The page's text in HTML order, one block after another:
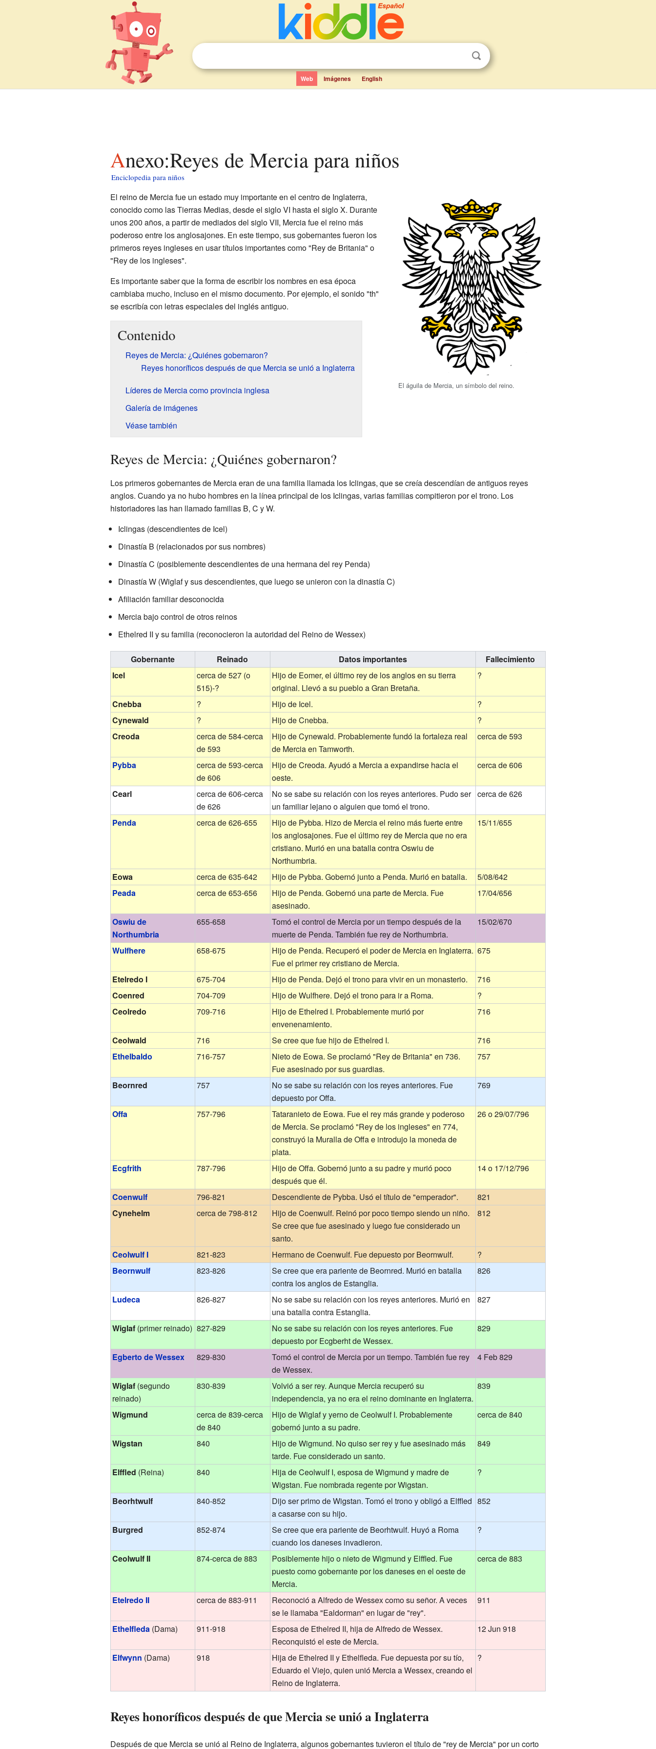
Web Imágenes English
Anexo:Reyes de Mercia para niños
Enciclopedia para niños
El águila de Mercia, un símbolo del reino.
El reino de Mercia fue un estado muy importante en el centro de Inglaterra,
conocido como las Tierras Medias, desde el siglo VI hasta el siglo X. Durante
unos 200 años, a partir de mediados del siglo VII, Mercia fue el reino más
poderoso entre los anglosajones. En este tiempo, sus gobernantes fueron los
primeros reyes ingleses en usar títulos importantes como "Rey de Britania" o
"Rey de los ingleses".
Es importante saber que la forma de escribir los nombres en esa época
cambiaba mucho, incluso en el mismo documento. Por ejemplo, el sonido "th"
se escribía con letras especiales del inglés antiguo.
Contenido
Reyes de Mercia: ¿Quiénes gobernaron?
Reyes honoríficos después de que Mercia se unió a Inglaterra
Líderes de Mercia como provincia inglesa
Galería de imágenes
Véase también
Reyes de Mercia: ¿Quiénes gobernaron?
Los primeros gobernantes de Mercia eran de una familia llamada los Iclingas, que se creía descendían de antiguos reyes
anglos. Cuando ya no hubo hombres en la línea principal de los Iclingas, varias familias compitieron por el trono. Los
historiadores las han llamado familias B, C y W.
Iclingas (descendientes de Icel)
Dinastía B (relacionados por sus nombres)
Dinastía C (posiblemente descendientes de una hermana del rey Penda)
Dinastía W (Wiglaf y sus descendientes, que luego se unieron con la dinastía C)
Afiliación familiar desconocida
Mercia bajo control de otros reinos
Ethelred II y su familia (reconocieron la autoridad del Reino de Wessex)
Gobernante Reinado Datos importantes
Fallecimiento
Icel
cerca de 527 (o
515)-?
Hijo de Eomer, el último rey de los anglos en su tierra
original. Llevó a su pueblo a Gran Bretaña.
?
Cnebba ? Hijo de Icel.
?
Cynewald
? Hijo de Cnebba.
?
Creoda
cerca de 584-cerca
de 593
Hijo de Cynewald. Probablemente fundó la fortaleza real
de Mercia en Tamworth.
cerca de 593
Pybba
cerca de 593-cerca
de 606
Hijo de Creoda. Ayudó a Mercia a expandirse hacia el
oeste.
cerca de 606
Cearl
cerca de 606-cerca
de 626
No se sabe su relación con los reyes anteriores. Pudo ser
un familiar lejano o alguien que tomó el trono.
cerca de 626
Penda cerca de 626-655
Hijo de Pybba. Hizo de Mercia el reino más fuerte entre
los anglosajones. Fue el último rey de Mercia que no era
cristiano. Murió en una batalla contra Oswiu de
Northumbria.
15/11/655
Eowa cerca de 635-642 Hijo de Pybba. Gobernó junto a Penda. Murió en batalla.
5/08/642
Peada
cerca de 653-656
Hijo de Penda. Gobernó una parte de Mercia. Fue
asesinado.
17/04/656
Oswiu de
Northumbria
655-658
Tomó el control de Mercia por un tiempo después de la
muerte de Penda. También fue rey de Northumbria.
15/02/670
Wulfhere 658-675
Hijo de Penda. Recuperó el poder de Mercia en Inglaterra.
Fue el primer rey cristiano de Mercia.
675
Etelredo I 675-704 Hijo de Penda. Dejó el trono para vivir en un monasterio.
716
Coenred
704-709 Hijo de Wulfhere. Dejó el trono para ir a Roma.
?
Ceolredo
709-716
Hijo de Ethelred I. Probablemente murió por
envenenamiento.
716
Ceolwald 716 Se cree que fue hijo de Ethelred I.
716
Ethelbaldo
716-757
Nieto de Eowa. Se proclamó "Rey de Britania" en 736.
Fue asesinado por sus guardias.
757
Beornred 757
No se sabe su relación con los reyes anteriores. Fue
depuesto por Offa.
769
Offa 757-796
Tataranieto de Eowa. Fue el rey más grande y poderoso
de Mercia. Se proclamó "Rey de los ingleses" en 774,
construyó la Muralla de Offa e introdujo la moneda de
plata.
26 o 29/07/796
Ecgfrith 787-796
Hijo de Offa. Gobernó junto a su padre y murió poco
después que él.
14 o 17/12/796
Coenwulf 796-821 Descendiente de Pybba. Usó el título de "emperador".
821
Cynehelm
cerca de 798-812
Hijo de Coenwulf. Reinó por poco tiempo siendo un niño.
Se cree que fue asesinado y luego fue considerado un
santo.
812
Ceolwulf I 821-823 Hermano de Coenwulf. Fue depuesto por Beornwulf.
?
Beornwulf
823-826
Se cree que era pariente de Beornred. Murió en batalla
contra los anglos de Estanglia.
826
Ludeca 826-827
No se sabe su relación con los reyes anteriores. Murió en
una batalla contra Estanglia.
827
Wiglaf (primer reinado) 827-829
No se sabe su relación con los reyes anteriores. Fue
depuesto por Ecgberht de Wessex.
829
Egberto de Wessex 829-830
Tomó el control de Mercia por un tiempo. También fue rey
de Wessex.
4 Feb 829
Wiglaf (segundo
reinado)
830-839
Volvió a ser rey. Aunque Mercia recuperó su
independencia, ya no era el reino dominante en Inglaterra.
839
Wigmund
cerca de 839-cerca
de 840
Hijo de Wiglaf y yerno de Ceolwulf I. Probablemente
gobernó junto a su padre.
cerca de 840
Wigstan 840
Hijo de Wigmund. No quiso ser rey y fue asesinado más
tarde. Fue considerado un santo.
849
Elffled (Reina) 840
Hija de Ceolwulf I, esposa de Wigmund y madre de
Wigstan. Fue nombrada regente por Wigstan.
?
Beorhtwulf 840-852
Dijo ser primo de Wigstan. Tomó el trono y obligó a Elffled
a casarse con su hijo.
852
Burgred 852-874
Se cree que era pariente de Beorhtwulf. Huyó a Roma
cuando los daneses invadieron.
?
Ceolwulf II 874-cerca de 883
Posiblemente hijo o nieto de Wigmund y Elffled. Fue
puesto como gobernante por los daneses en el oeste de
Mercia.
cerca de 883
Etelredo II cerca de 883-911
Reconoció a Alfredo de Wessex como su señor. A veces
se le llamaba "Ealdorman" en lugar de "rey".
911
Ethelfleda (Dama) 911-918
Esposa de Ethelred II, hija de Alfredo de Wessex.
Reconquistó el este de Mercia.
12 Jun 918
Elfwynn (Dama) 918
Hija de Ethelred II y Ethelfleda. Fue depuesta por su tío,
Eduardo el Viejo, quien unió Mercia a Wessex, creando el
Reino de Inglaterra.
?
Reyes honoríficos después de que Mercia se unió a Inglaterra
Después de que Mercia se unió al Reino de Inglaterra, algunos gobernantes tuvieron el título de "rey de Mercia" por un corto